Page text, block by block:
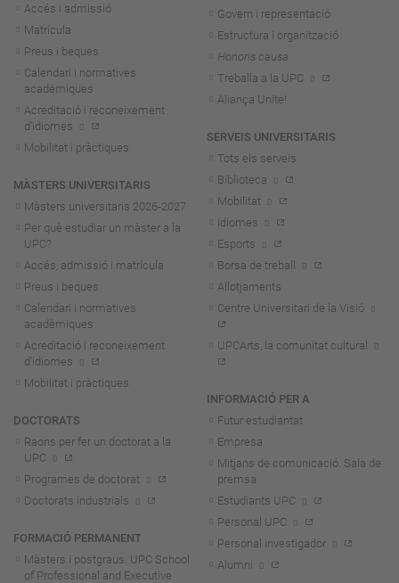
Accés i admissió
Matrícula
Preus i beques
Calendari i normatives
acadèmiques
Acreditació i reconeixement
d'idiomes
Mobilitat i pràctiques
MÀSTERS UNIVERSITARIS
Màsters universitaris 2026-2027
Per què estudiar un màster a la
UPC?
Accés, admissió i matrícula
Preus i beques
Calendari i normatives
acadèmiques
Acreditació i reconeixement
d'idiomes
Mobilitat i pràctiques
DOCTORATS
Raons per fer un doctorat a la
UPC
Programes de doctorat
Doctorats industrials
FORMACIÓ PERMANENT
Màsters i postgraus. UPC School
of Professional and Executive
Govern i representació
Estructura i organització
Honoris causa
Treballa a la UPC
Aliança Unite!
SERVEIS UNIVERSITARIS
Tots els serveis
Biblioteca
Mobilitat
Idiomes
Esports
Borsa de treball
Allotjaments
Centre Universitari de la Visió
UPCArts, la comunitat cultural
INFORMACIÓ PER A
Futur estudiantat
Empresa
Mitjans de comunicació. Sala de
premsa
Estudiants UPC
Personal UPC
Personal investigador
Alumni